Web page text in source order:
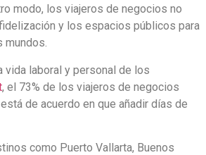
modo, los viajeros de negocios no
y los espacios públicos para
mundos.
vida laboral y personal de los
, el 73% de los viajeros de negocios
de acuerdo en que añadir días de
como Puerto Vallarta, Buenos